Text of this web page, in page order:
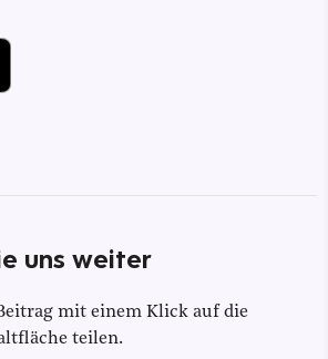
uns weiter
mit einem Klick auf die
teilen.